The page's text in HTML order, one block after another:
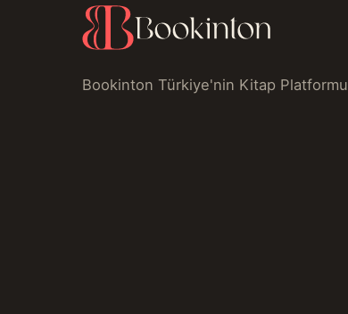
Bookinton Türkiye'nin Kitap Platformu